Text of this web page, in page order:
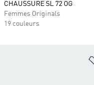
CHAUSSURE SL 72 OG
Femmes Originals
19 couleurs